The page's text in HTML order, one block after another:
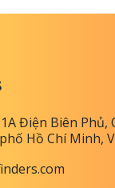
Điện Biên Phủ,
Hồ Chí Minh,